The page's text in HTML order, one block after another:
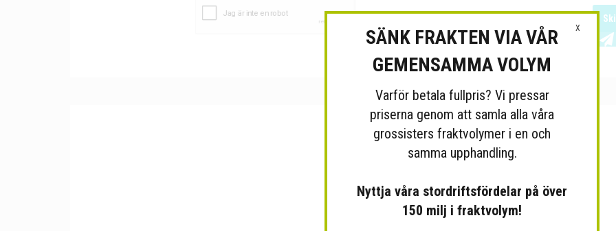
X
SÄNK FRAKTEN VIA VÅR
GEMENSAMMA VOLYM
Varför betala fullpris? Vi pressar
priserna genom att samla alla våra
grossisters fraktvolymer i en och
samma upphandling.
Nyttja våra stordriftsfördelar på över
150 milj i fraktvolym!